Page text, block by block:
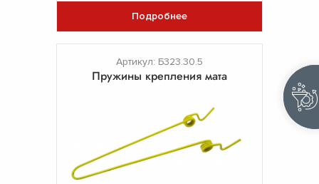
Подробнее
Артикул: Б323.30.5
Пружины крепления мата